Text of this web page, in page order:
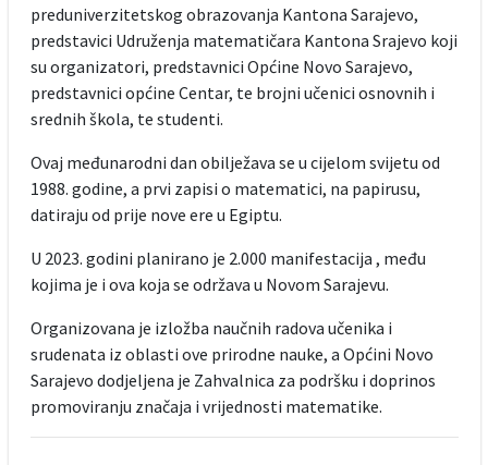
preduniverzitetskog obrazovanja Kantona Sarajevo,
predstavici Udruženja matematičara Kantona Srajevo koji
su organizatori, predstavnici Općine Novo Sarajevo,
predstavnici općine Centar, te brojni učenici osnovnih i
srednih škola, te studenti.
Ovaj međunarodni dan obilježava se u cijelom svijetu od
1988. godine, a prvi zapisi o matematici, na papirusu,
datiraju od prije nove ere u Egiptu.
U 2023. godini planirano je 2.000 manifestacija , među
kojima je i ova koja se održava u Novom Sarajevu.
Organizovana je izložba naučnih radova učenika i
srudenata iz oblasti ove prirodne nauke, a Općini Novo
Sarajevo dodjeljena je Zahvalnica za podršku i doprinos
promoviranju značaja i vrijednosti matematike.